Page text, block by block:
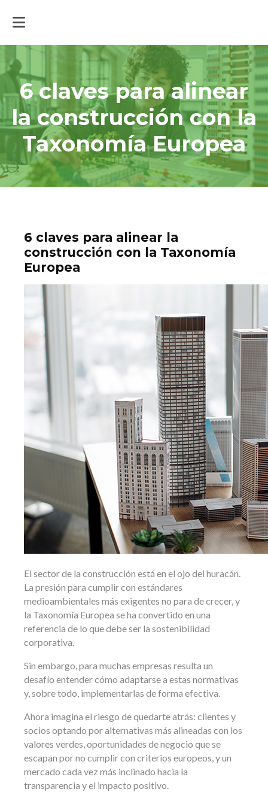
Taxonomía Europea
6 claves para alinear
la construcción con la
Taxonomía Europea
6 claves para alinear la
construcción con la Taxonomía
Europea
El sector de la construcción está en el ojo del huracán.
La presión para cumplir con estándares
medioambientales más exigentes no para de crecer, y
la Taxonomía Europea se ha convertido en una
referencia de lo que debe ser la sostenibilidad
corporativa.
Sin embargo, para muchas empresas resulta un
desafío entender cómo adaptarse a estas normativas
y, sobre todo, implementarlas de forma efectiva.
Ahora imagina el riesgo de quedarte atrás: clientes y
socios optando por alternativas más alineadas con los
valores verdes, oportunidades de negocio que se
escapan por no cumplir con criterios europeos, y un
mercado cada vez más inclinado hacia la
transparencia y el impacto positivo.